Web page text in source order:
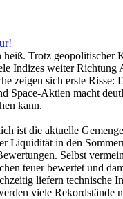
Trotz geopolitischer
Indizes weiter Richtung
zeigen sich erste Risse:
Space-Aktien macht
kann.
ist die aktuelle
Liquidität in den
Selbst
teuer bewertet und
liefern technische
viele Rekordstände